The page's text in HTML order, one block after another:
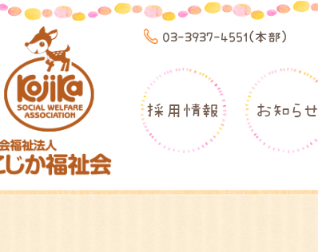
03-3937-4551(本部)
採用情報 お知らせ